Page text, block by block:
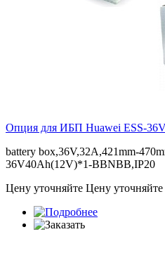
Опция для ИБП Huawei ESS-
battery box,36V,32A,421mm-
36V40Ah(12V)*1-BBNBB,IP20
Цену уточняйте Цену уточняйте